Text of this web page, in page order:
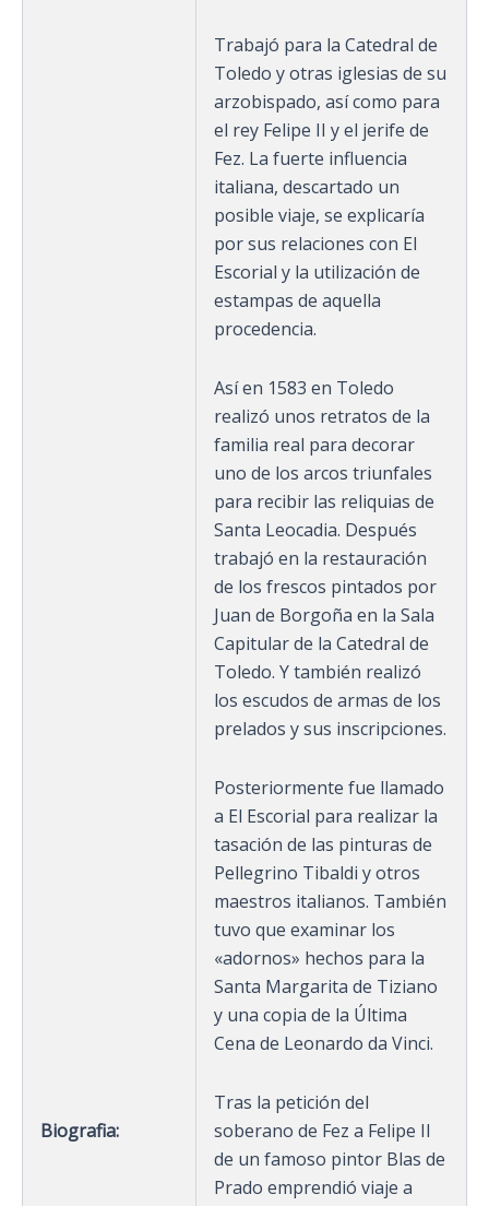
Biografia:
Trabajó para la Catedral de
Toledo y otras iglesias de su
arzobispado, así como para
el rey Felipe II y el jerife de
Fez. La fuerte influencia
italiana, descartado un
posible viaje, se explicaría
por sus relaciones con El
Escorial y la utilización de
estampas de aquella
procedencia.
Así en 1583 en Toledo
realizó unos retratos de la
familia real para decorar
uno de los arcos triunfales
para recibir las reliquias de
Santa Leocadia. Después
trabajó en la restauración
de los frescos pintados por
Juan de Borgoña en la Sala
Capitular de la Catedral de
Toledo. Y también realizó
los escudos de armas de los
prelados y sus inscripciones.
Posteriormente fue llamado
a El Escorial para realizar la
tasación de las pinturas de
Pellegrino Tibaldi y otros
maestros italianos. También
tuvo que examinar los
«adornos» hechos para la
Santa Margarita de Tiziano
y una copia de la Última
Cena de Leonardo da Vinci.
Tras la petición del
soberano de Fez a Felipe II
de un famoso pintor Blas de
Prado emprendió viaje a